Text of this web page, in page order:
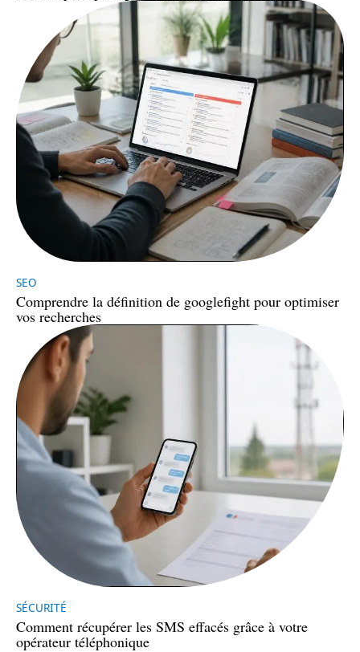
SEO
Comprendre la définition de googlefight pour optimiser
vos recherches
SÉCURITÉ
Comment récupérer les SMS effacés grâce à votre
opérateur téléphonique